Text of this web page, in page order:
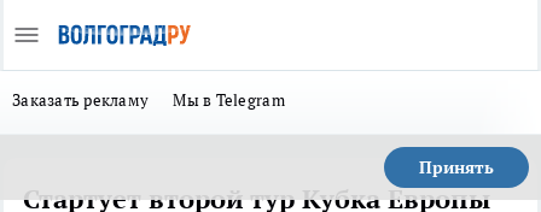
Заказать рекламу Мы в Telegram
Принять
Стартует второй тур Кубка Европы